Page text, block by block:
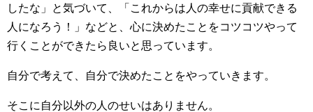
したな」と気づいて、「これからは人の幸せに貢献できる
人になろう！」などと、心に決めたことをコツコツやって
行くことができたら良いと思っています。
自分で考えて、自分で決めたことをやっていきます。
そこに自分以外の人のせいはありません。